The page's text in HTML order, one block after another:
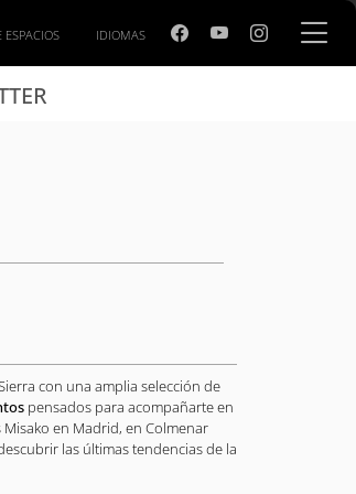
IDIOMAS
con una amplia selección de
pensados para acompañarte en
en Madrid, en Colmenar
las últimas tendencias de la